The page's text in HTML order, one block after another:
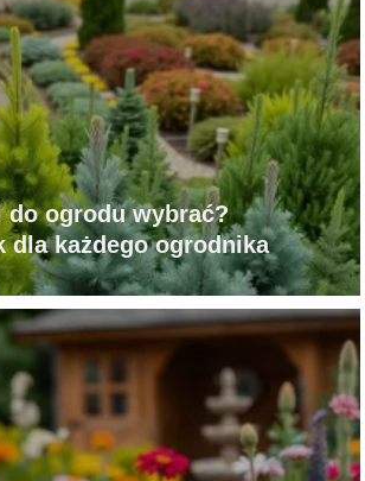
do ogrodu wybrać?
dla każdego ogrodnika